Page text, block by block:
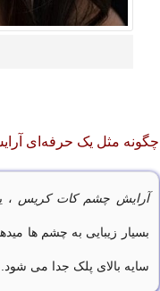
چگونه مثل یک حرفه‌ای
آرایش چشم کات کریس ،
بسیار زیبایی به چشم ها
سایه بالای پلک جدا می شود.